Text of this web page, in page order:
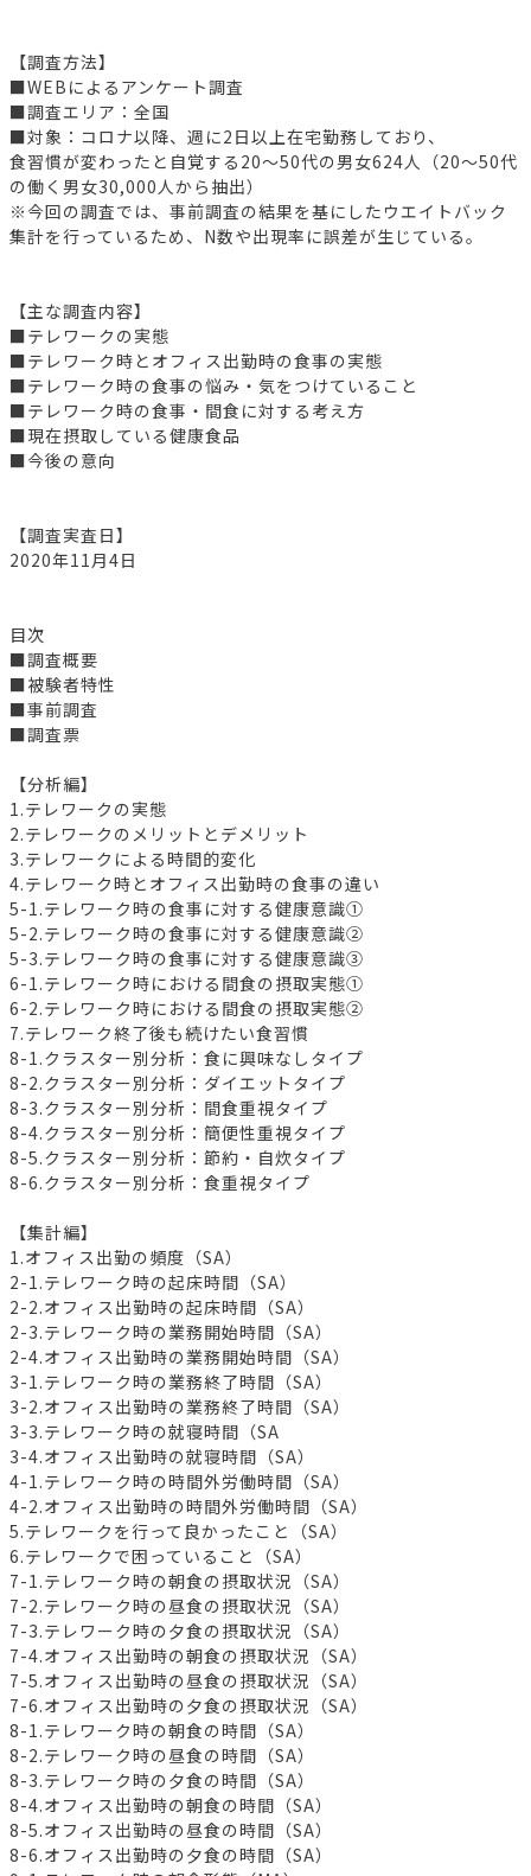
【調査方法】
■WEBによるアンケート調査
■調査エリア：全国
■対象：コロナ以降、週に2日以上在宅勤務しており、
食習慣が変わったと自覚する20～50代の男女624人（20～50代
の働く男女30,000人から抽出）
※今回の調査では、事前調査の結果を基にしたウエイトバック
集計を行っているため、N数や出現率に誤差が生じている。
【主な調査内容】
■テレワークの実態
■テレワーク時とオフィス出勤時の食事の実態
■テレワーク時の食事の悩み・気をつけていること
■テレワーク時の食事・間食に対する考え方
■現在摂取している健康食品
■今後の意向
【調査実査日】
2020年11月4日
目次
■調査概要
■被験者特性
■事前調査
■調査票
【分析編】
1.テレワークの実態
2.テレワークのメリットとデメリット
3.テレワークによる時間的変化
4.テレワーク時とオフィス出勤時の食事の違い
5-1.テレワーク時の食事に対する健康意識①
5-2.テレワーク時の食事に対する健康意識②
5-3.テレワーク時の食事に対する健康意識③
6-1.テレワーク時における間食の摂取実態①
6-2.テレワーク時における間食の摂取実態②
7.テレワーク終了後も続けたい食習慣
8-1.クラスター別分析：食に興味なしタイプ
8-2.クラスター別分析：ダイエットタイプ
8-3.クラスター別分析：間食重視タイプ
8-4.クラスター別分析：簡便性重視タイプ
8-5.クラスター別分析：節約・自炊タイプ
8-6.クラスター別分析：食重視タイプ
【集計編】
1.オフィス出勤の頻度（SA）
2-1.テレワーク時の起床時間（SA）
2-2.オフィス出勤時の起床時間（SA）
2-3.テレワーク時の業務開始時間（SA）
2-4.オフィス出勤時の業務開始時間（SA）
3-1.テレワーク時の業務終了時間（SA）
3-2.オフィス出勤時の業務終了時間（SA）
3-3.テレワーク時の就寝時間（SA
3-4.オフィス出勤時の就寝時間（SA）
4-1.テレワーク時の時間外労働時間（SA）
4-2.オフィス出勤時の時間外労働時間（SA）
5.テレワークを行って良かったこと（SA）
6.テレワークで困っていること（SA）
7-1.テレワーク時の朝食の摂取状況（SA）
7-2.テレワーク時の昼食の摂取状況（SA）
7-3.テレワーク時の夕食の摂取状況（SA）
7-4.オフィス出勤時の朝食の摂取状況（SA）
7-5.オフィス出勤時の昼食の摂取状況（SA）
7-6.オフィス出勤時の夕食の摂取状況（SA）
8-1.テレワーク時の朝食の時間（SA）
8-2.テレワーク時の昼食の時間（SA）
8-3.テレワーク時の夕食の時間（SA）
8-4.オフィス出勤時の朝食の時間（SA）
8-5.オフィス出勤時の昼食の時間（SA）
8-6.オフィス出勤時の夕食の時間（SA）